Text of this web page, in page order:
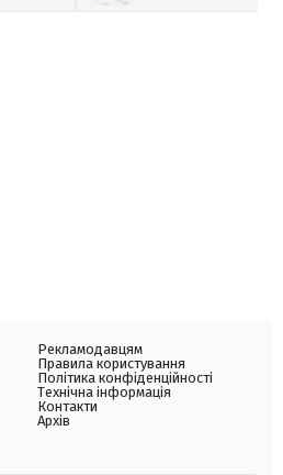
Рекламодавцям
Правила користування
Політика конфіденційності
Технічна інформація
Контакти
Архів